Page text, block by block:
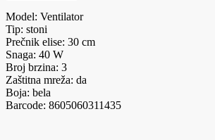
Model: Ventilator
Tip: stoni
Prečnik elise: 30 cm
Snaga: 40 W
Broj brzina: 3
Zaštitna mreža: da
Boja: bela
Barcode: 8605060311435